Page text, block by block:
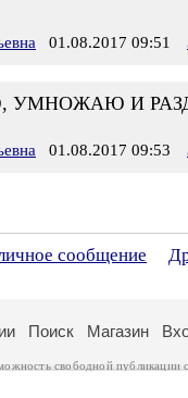
01.08.2017 09:51
УМНОЖАЮ И
01.08.2017 09:53
сообщение
Поиск Магазин
свободной
и охраняются
.
авторы несут